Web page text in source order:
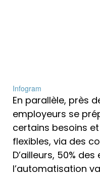
Infogram
En parallèle, près
employeurs se
certains besoins
flexibles, via des
D’ailleurs, 50%
l’automatisation